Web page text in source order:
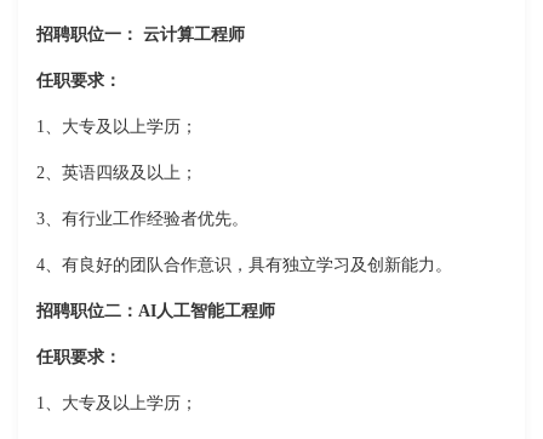
招聘职位一： 云计算工程师
任职要求：
1、大专及以上学历；
2、英语四级及以上；
3、有行业工作经验者优先。
4、有良好的团队合作意识，具有独立学习及创新能力。
招聘职位二：AI人工智能工程师
任职要求：
1、大专及以上学历；